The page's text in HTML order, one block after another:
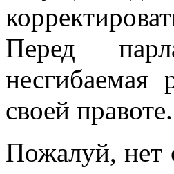
Перед
несгибаемая
своей правоте.
Пожалуй, нет